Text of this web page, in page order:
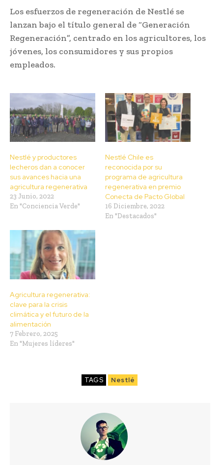
Los esfuerzos de regeneración de Nestlé se
lanzan bajo el título general de “Generación
Regeneración”, centrado en los agricultores, los
jóvenes, los consumidores y sus propios
empleados.
Nestlé y productores
lecheros dan a conocer
sus avances hacia una
agricultura regenerativa
23 Junio, 2022
En "Conciencia Verde"
Nestlé Chile es
reconocida por su
programa de agricultura
regenerativa en premio
Conecta de Pacto Global
16 Diciembre, 2022
En "Destacados"
Agricultura regenerativa:
clave para la crisis
climática y el futuro de la
alimentación
7 Febrero, 2025
En "Mujeres líderes"
TAGS Nestlé